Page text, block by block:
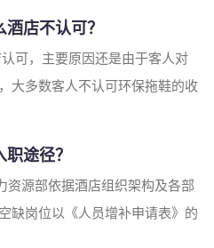
店不认可？
可，主要原因还是由于客人对
大多数客人不认可环保拖鞋的收
途径？
资源部依据酒店组织架构及各部
缺岗位以《人员增补申请表》的